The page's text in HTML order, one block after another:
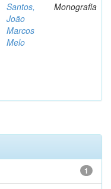
Santos,
João
Marcos
Melo
Monografia
1